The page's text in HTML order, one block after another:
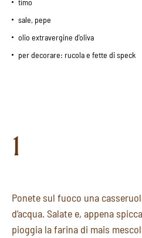
timo
sale, pepe
olio extravergine d'oliva
per decorare: rucola e fette di speck
1
Ponete sul fuoco una
d’acqua. Salate e, appena
pioggia la farina di mais